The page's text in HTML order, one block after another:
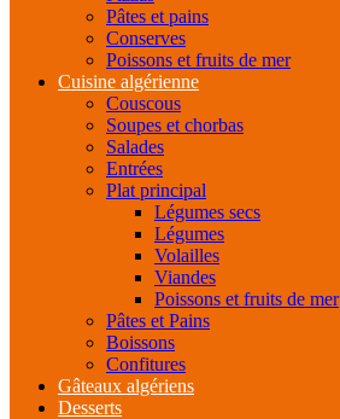
Pâtes et pains
Conserves
Poissons et fruits de mer
Cuisine algérienne
Couscous
Soupes et chorbas
Salades
Entrées
Plat principal
Légumes secs
Légumes
Volailles
Viandes
Poissons et fruits de mer
Pâtes et Pains
Boissons
Confitures
Gâteaux algériens
Desserts